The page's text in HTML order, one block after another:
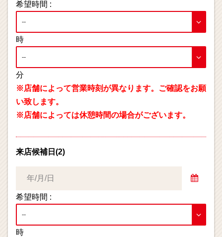
希望時間 :
時
分
※店舗によって営業時刻が異なります。ご確認をお願
い致します。
※店舗によっては休憩時間の場合がございます。
来店候補日(2)
希望時間 :
時